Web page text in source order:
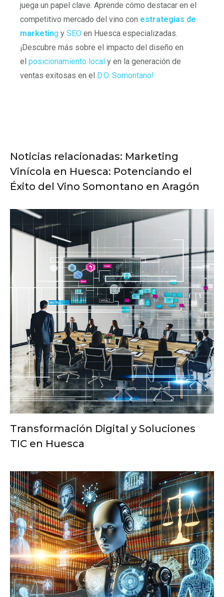
juega un papel clave. Aprende cómo destacar en el
competitivo mercado del vino con estrategias de
marketing y SEO en Huesca especializadas.
¡Descubre más sobre el impacto del diseño en
el posicionamiento local y en la generación de
ventas exitosas en el D.O. Somontano!
Noticias relacionadas: Marketing
Vinícola en Huesca: Potenciando el
Éxito del Vino Somontano en Aragón
Transformación Digital y Soluciones
TIC en Huesca